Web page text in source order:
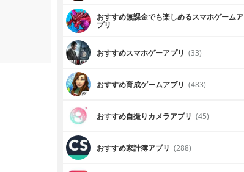
おすすめ無課金でも楽しめるスマホゲームア
プリ
おすすめスマホゲーアプリ (33)
おすすめ育成ゲームアプリ (483)
おすすめ自撮りカメラアプリ (45)
おすすめ家計簿アプリ (288)